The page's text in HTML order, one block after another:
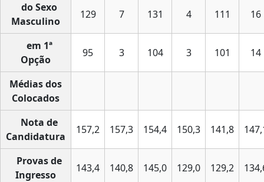
do Sexo
Masculino
129 7 131 4 111 16
em 1ª
Opção
95 3 104 3 101 14
Médias dos
Colocados
Nota de
Candidatura
157,2 157,3 154,4 150,3 141,8
Provas de
Ingresso
143,4 140,8 145,0 129,0 129,2